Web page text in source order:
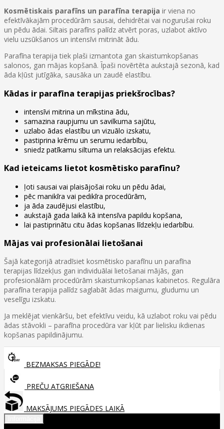
Kosmētiskais parafīns un parafīna terapija ir viena no
efektīvākajām procedūrām sausai, dehidrētai vai nogurušai roku
un pēdu ādai. Siltais parafīns palīdz atvērt poras, uzlabot aktīvo
vielu uzsūkšanos un intensīvi mitrināt ādu.
Parafīna terapija tiek plaši izmantota gan skaistumkopšanas
salonos, gan mājas kopšanā. Īpaši novērtēta aukstajā sezonā, kad
āda kļūst jutīgāka, sausāka un zaudē elastību.
Kādas ir parafīna terapijas priekšrocības?
intensīvi mitrina un mīkstina ādu,
samazina raupjumu un savilkuma sajūtu,
uzlabo ādas elastību un vizuālo izskatu,
pastiprina krēmu un serumu iedarbību,
sniedz patīkamu siltuma un relaksācijas efektu.
Kad ieteicams lietot kosmētisko parafīnu?
ļoti sausai vai plaisājošai roku un pēdu ādai,
pēc manikīra vai pedikīra procedūrām,
ja āda zaudējusi elastību,
aukstajā gada laikā kā intensīva papildu kopšana,
lai pastiprinātu citu ādas kopšanas līdzekļu iedarbību.
Mājas vai profesionālai lietošanai
Šajā kategorijā atradīsiet kosmētisko parafīnu un parafīna
terapijas līdzekļus gan individuālai lietošanai mājās, gan
profesionālām procedūrām skaistumkopšanas kabinetos. Regulāra
parafīna terapija palīdz saglabāt ādas maigumu, gludumu un
veselīgu izskatu.
Ja meklējat vienkāršu, bet efektīvu veidu, kā uzlabot roku vai pēdu
ādas stāvokli – parafīna procedūra var kļūt par lielisku ikdienas
kopšanas papildinājumu.
BEZMAKSAS PIEGĀDE!
PREČU ATGRIEŠANA
MAKSĀJUMS PIEGĀDES LAIKĀ